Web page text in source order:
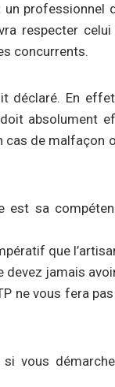
professionnel
respecter
concurrents.
En effet,
absolument
de malfaçon
sa
que
devez jamais
ne vous fera
vous